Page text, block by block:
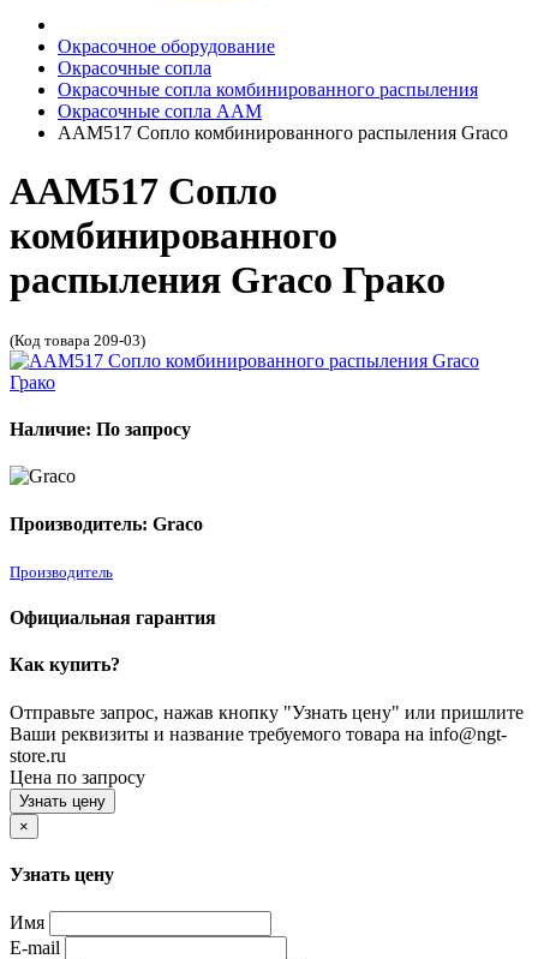
Окрасочное оборудование
Окрасочные сопла
Окрасочные сопла комбинированного распыления
Окрасочные сопла AAM
AAM517 Сопло комбинированного распыления Graco
AAM517 Сопло
комбинированного
распыления Graco Грако
(Код товара 209-03)
Наличие: По запросу
Производитель: Graco
Производитель
Официальная гарантия
Как купить?
Отправьте запрос, нажав кнопку "Узнать цену" или пришлите
Ваши реквизиты и название требуемого товара на info@ngt-
store.ru
Цена по запросу
Узнать цену
×
Узнать цену
Имя
E-mail